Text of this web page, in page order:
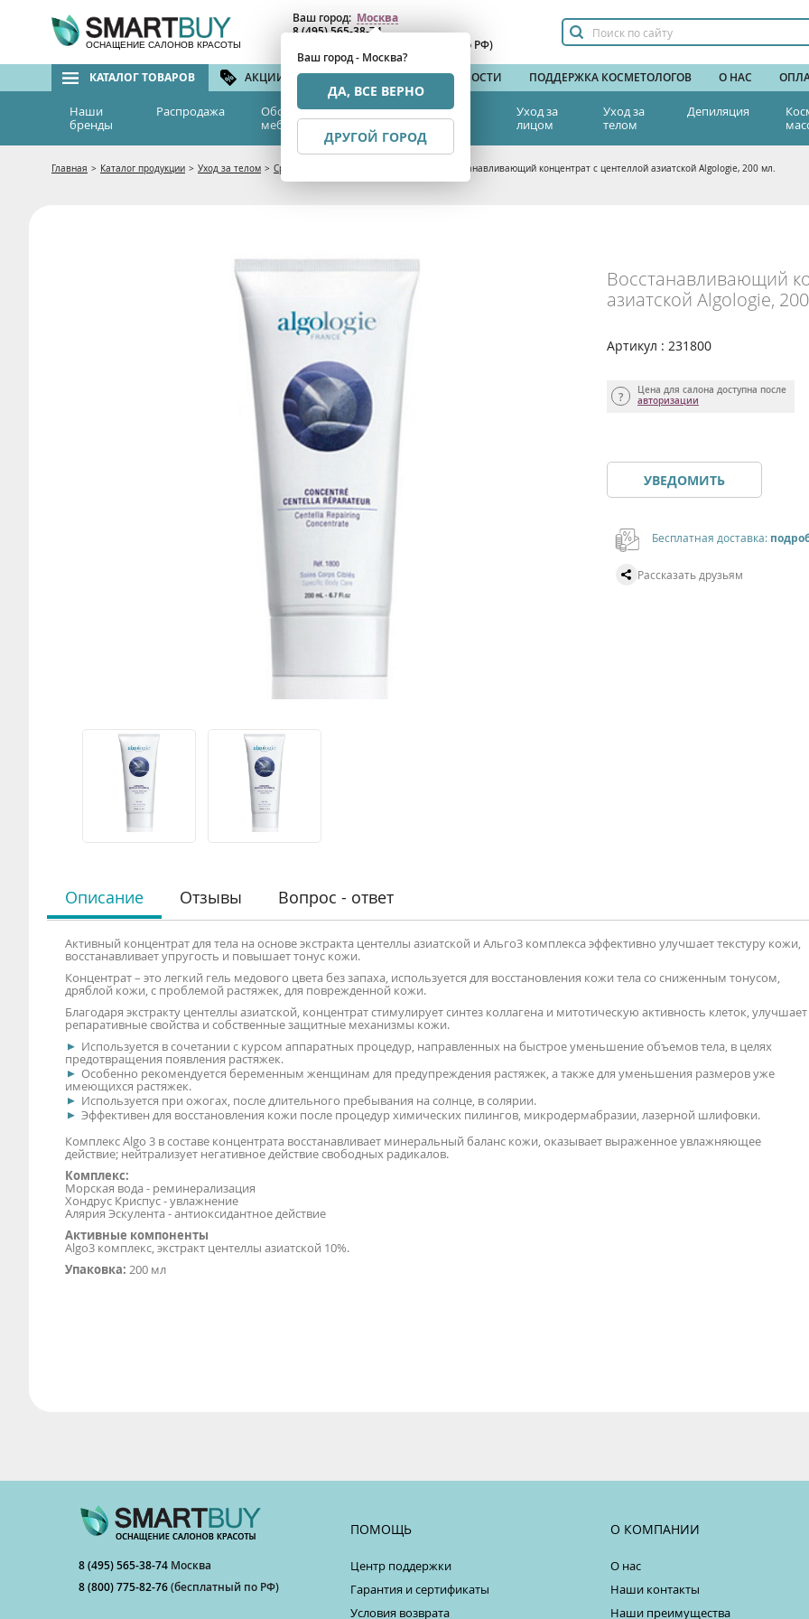
ОСНАЩЕНИЕ САЛОНОВ КРАСОТЫ
Ваш город: Москва
Ваш город - Москва?
ДА, ВСЕ ВЕРНО
ДРУГОЙ ГОРОД
8 (495) 565-38-74
(бесплатный по РФ)
КАТАЛОГ ТОВАРОВ АКЦИИ И СКИДКИ БРЕНДЫ НОВОСТИ ПОДДЕРЖКА КОСМЕТОЛОГОВ О НАС
Наши
бренды
Распродажа
Оборудование и
мебель
Эстетическая
медицина
Уход за
лицом
Уход за
телом
Депиляция
Главная > Каталог продукции > Уход за телом > Средства от растяжек и дряблости Восстанавливающий концентрат с центеллой азиатской Algologie, 200 мл.
Восстанавливающий
азиатской Algologie,
Артикул : 231800
Цена для салона доступна после
авторизации
УВЕДОМИТЬ
Бесплатная доставка:
Рассказать друзьям
Описание
Активный концентрат для тела на основе экстракта центеллы азиатской и Альго3 комплекса эффективно улучшает текстуру кожи,
восстанавливает упругость и повышает тонус кожи.
Концентрат – это легкий гель медового цвета без запаха, используется для восстановления кожи тела со сниженным тонусом,
дряблой кожи, с проблемой растяжек, для поврежденной кожи.
Благодаря экстракту центеллы азиатской, концентрат стимулирует синтез коллагена и митотическую активность клеток, улучшает
репаративные свойства и собственные защитные механизмы кожи.
Используется в сочетании с курсом аппаратных процедур, направленных на быстрое уменьшение объемов тела, в целях
предотвращения появления растяжек.
Особенно рекомендуется беременным женщинам для предупреждения растяжек, а также для уменьшения размеров уже
имеющихся растяжек.
Используется при ожогах, после длительного пребывания на солнце, в солярии.
Эффективен для восстановления кожи после процедур химических пилингов, микродермабразии, лазерной шлифовки.
Комплекс Algo 3 в составе концентрата восстанавливает минеральный баланс кожи, оказывает выраженное увлажняющее
действие; нейтрализует негативное действие свободных радикалов.
Комплекс:
Морская вода - реминерализация
Хондрус Криспус - увлажнение
Алярия Эскулента - антиоксидантное действие
Активные компоненты
Algo3 комплекс, экстракт центеллы азиатской 10%.
Упаковка: 200 мл
Отзывы Вопрос - ответ
8 (495) 565-38-74 Москва
8 (800) 775-82-76(бесплатный по РФ)
ПОМОЩЬ
Центр поддержки
Гарантия и сертификаты
Условия возврата
О КОМПАНИИ
О нас
Наши контакты
Наши преимущества